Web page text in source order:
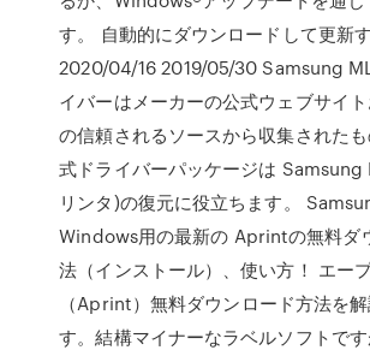
す。 自動的にダウンロードして更新
2020/04/16 2019/05/30 Samsung
イバーはメーカーの公式ウェブサイ
の信頼されるソースから収集された
式ドライバーパッケージは Samsung
リンタ)の復元に役立ちます。
Windows用の最新の Aprintの無料ダ
法（インストール）、使い方！ エー
（Aprint）無料ダウンロード方法を
す。結構マイナーなラベルソフトで